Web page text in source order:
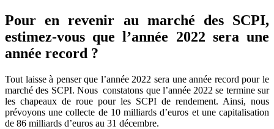
Pour en revenir au marché des SCPI,
estimez-vous que l’année 2022 sera une
année record ?
Tout laisse à penser que l’année 2022 sera une année record pour le
marché des SCPI. Nous constatons que l’année 2022 se termine sur
les chapeaux de roue pour les SCPI de rendement. Ainsi, nous
prévoyons une collecte de 10 milliards d’euros et une capitalisation
de 86 milliards d’euros au 31 décembre.